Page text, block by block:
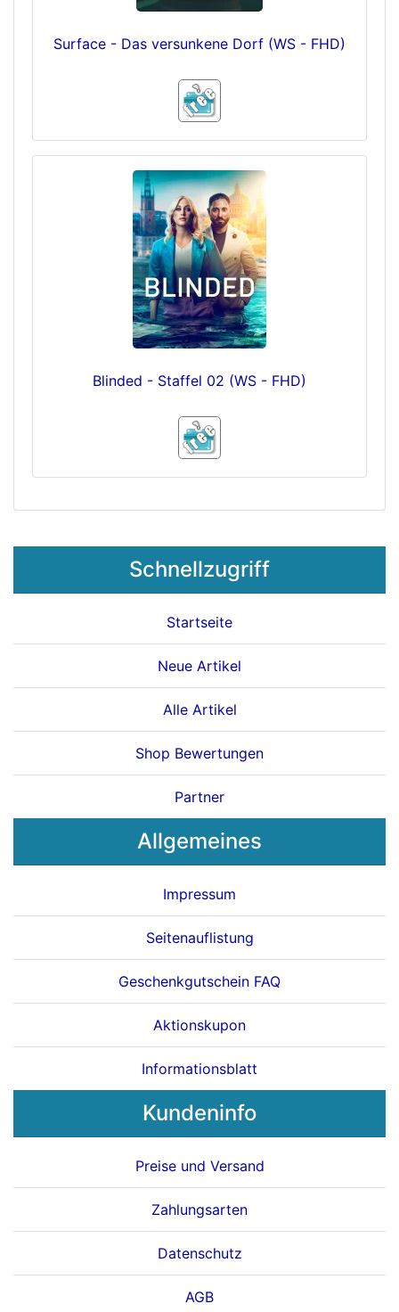
Surface - Das versunkene Dorf (WS - FHD)
Blinded - Staffel 02 (WS - FHD)
Schnellzugriff
Startseite
Neue Artikel
Alle Artikel
Shop Bewertungen
Partner
Allgemeines
Impressum
Seitenauflistung
Geschenkgutschein FAQ
Aktionskupon
Informationsblatt
Kundeninfo
Preise und Versand
Zahlungsarten
Datenschutz
AGB